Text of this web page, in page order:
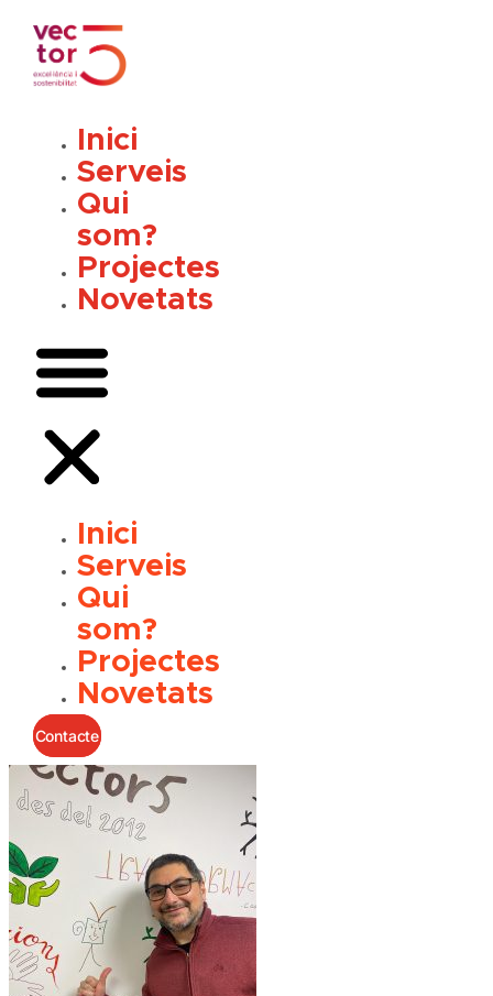
contingut
Inici
Serveis
Qui
som?
Projectes
Novetats
Inici
Serveis
Qui
som?
Projectes
Novetats
Contacte